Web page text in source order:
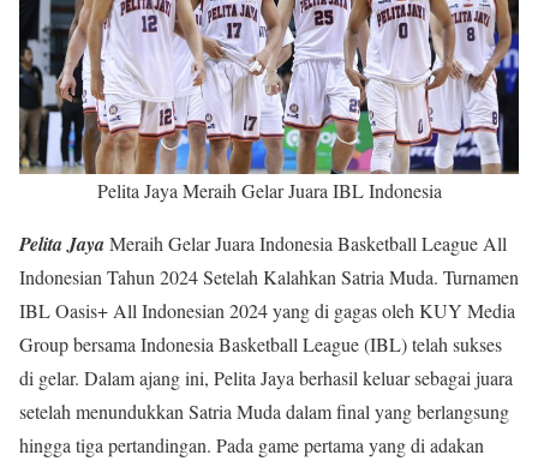
Pelita Jaya Meraih Gelar Juara IBL Indonesia
Pelita JayaMeraih Gelar Juara Indonesia Basketball League All
Indonesian Tahun 2024 Setelah Kalahkan Satria Muda. Turnamen
IBL Oasis+ All Indonesian 2024 yang di gagas oleh KUY Media
Group bersama Indonesia Basketball League (IBL) telah sukses
di gelar. Dalam ajang ini, Pelita Jaya berhasil keluar sebagai juara
setelah menundukkan Satria Muda dalam final yang berlangsung
hingga tiga pertandingan. Pada game pertama yang di adakan